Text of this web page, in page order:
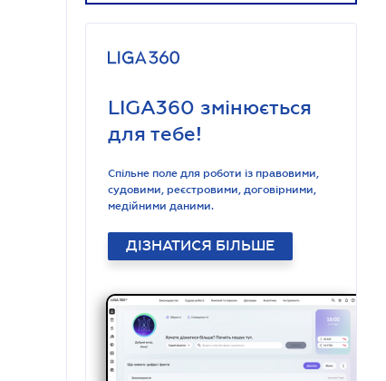
LIGA360 змінюється
для тебе!
Спільне поле для роботи із правовими,
судовими, реєстровими, договірними,
медійними даними.
ДІЗНАТИСЯ БІЛЬШЕ